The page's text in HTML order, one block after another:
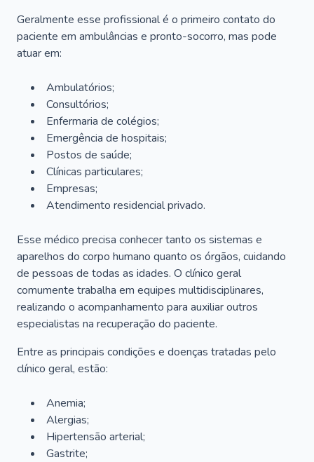
Geralmente esse profissional é o primeiro contato do
paciente em ambulâncias e pronto-socorro, mas pode
atuar em:
Ambulatórios;
Consultórios;
Enfermaria de colégios;
Emergência de hospitais;
Postos de saúde;
Clínicas particulares;
Empresas;
Atendimento residencial privado.
Esse médico precisa conhecer tanto os sistemas e
aparelhos do corpo humano quanto os órgãos, cuidando
de pessoas de todas as idades. O clínico geral
comumente trabalha em equipes multidisciplinares,
realizando o acompanhamento para auxiliar outros
especialistas na recuperação do paciente.
Entre as principais condições e doenças tratadas pelo
clínico geral, estão:
Anemia;
Alergias;
Hipertensão arterial;
Gastrite;